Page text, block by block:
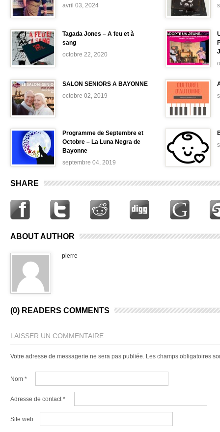
avril 03, 2024
Tagada Jones – A feu et à
sang
octobre 22, 2020
SALON SENIORS A BAYONNE
octobre 02, 2019
Programme de Septembre et
Octobre – La Luna Negra de
Bayonne
septembre 04, 2019
SHARE
ABOUT AUTHOR
pierre
(0) READERS COMMENTS
LAISSER UN COMMENTAIRE
Votre adresse de messagerie ne sera pas publiée. Les champs obligatoires
Nom *
Adresse de contact*
Site web